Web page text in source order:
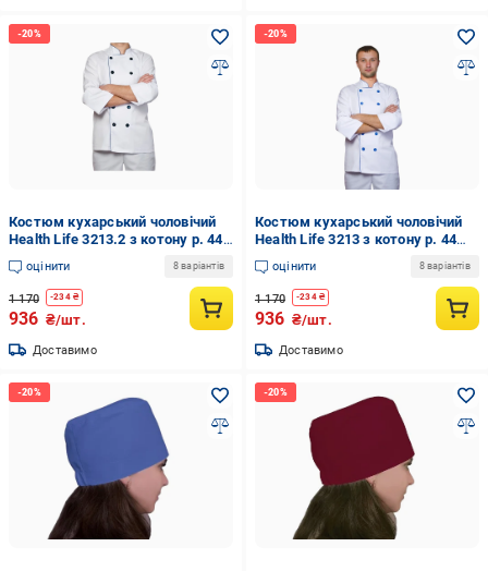
Костюм кухарський чоловічий
Health Life 3213.2 з котону р. 44
Білий з чорними гудзиками (21-
114-3213.2.44)
оцінити 8 варіантів
1 170 -234₴
936 ₴/шт.
Доставимо
Костюм кухарський чоловічий
Health Life 3213 з котону р. 44
Білий з синіми гудзиками (21-
114-3213.44)
оцінити 8 варіантів
1 170 -234₴
936 ₴/шт.
Доставимо